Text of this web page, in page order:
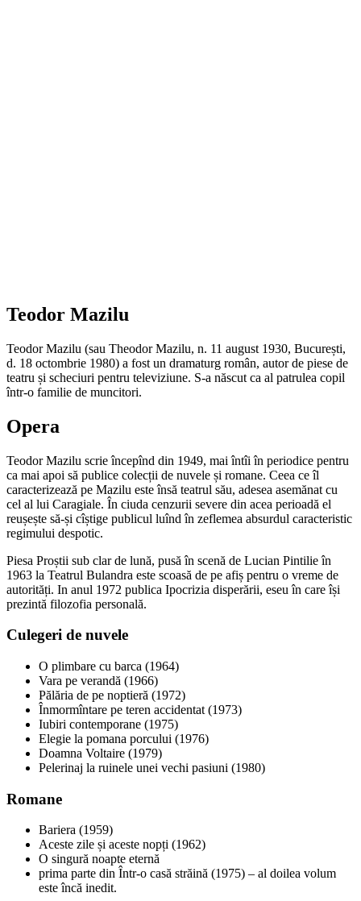
Teodor Mazilu
Teodor Mazilu (sau Theodor Mazilu, n. 11 august 1930, București,
d. 18 octombrie 1980) a fost un dramaturg român, autor de piese de
teatru și scheciuri pentru televiziune. S-a născut ca al patrulea copil
într-o familie de muncitori.
Opera
Teodor Mazilu scrie începînd din 1949, mai întîi în periodice pentru
ca mai apoi să publice colecții de nuvele și romane. Ceea ce îl
caracterizează pe Mazilu este însă teatrul său, adesea asemănat cu
cel al lui Caragiale. În ciuda cenzurii severe din acea perioadă el
reușește să-și cîștige publicul luînd în zeflemea absurdul caracteristic
regimului despotic.
Piesa Proștii sub clar de lună, pusă în scenă de Lucian Pintilie în
1963 la Teatrul Bulandra este scoasă de pe afiș pentru o vreme de
autorități. In anul 1972 publica Ipocrizia disperării, eseu în care își
prezintă filozofia personală.
Culegeri de nuvele
O plimbare cu barca (1964)
Vara pe verandă (1966)
Pălăria de pe noptieră (1972)
Înmormîntare pe teren accidentat (1973)
Iubiri contemporane (1975)
Elegie la pomana porcului (1976)
Doamna Voltaire (1979)
Pelerinaj la ruinele unei vechi pasiuni (1980)
Romane
Bariera (1959)
Aceste zile și aceste nopți (1962)
O singură noapte eternă
prima parte din Într-o casă străină (1975) – al doilea volum
este încă inedit.